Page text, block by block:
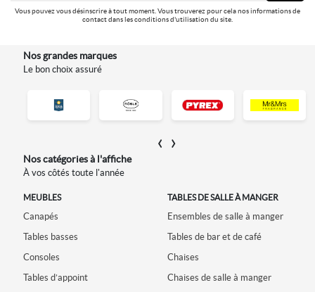
Vous pouvez vous désinscrire à tout moment. Vous trouverez pour cela nos informations de
contact dans les conditions d'utilisation du site.
Nos grandes marques
Le bon choix assuré
‹ ›
Nos catégories à l'affiche
À vos côtés toute l'année
MEUBLES
Canapés
Tables basses
Consoles
Tables d’appoint
TABLES DE SALLE À MANGER
Ensembles de salle à manger
Tables de bar et de café
Chaises
Chaises de salle à manger